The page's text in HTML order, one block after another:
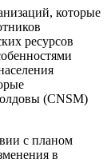
которые
ресурсов
(CNSM)
с планом
в